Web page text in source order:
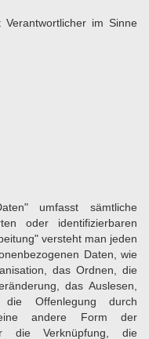
im Sinne
umfasst sämtliche
oder identifizierbaren
versteht man jeden
Daten, wie
das Ordnen, die
das Auslesen,
Offenlegung durch
andere Form der
die Verknüpfung, die